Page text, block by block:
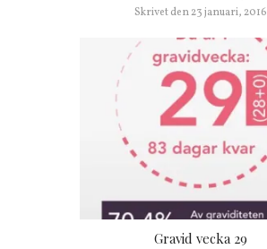
Skrivet den23 januari, 2016
Gravid vecka 29